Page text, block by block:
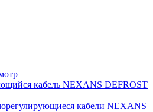
кабель NEXANS DEFROST
кабели NEXANS